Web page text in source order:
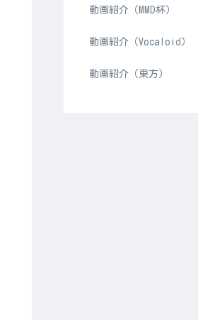
動画紹介（MMD杯）
動画紹介（Vocaloid）
動画紹介（東方）